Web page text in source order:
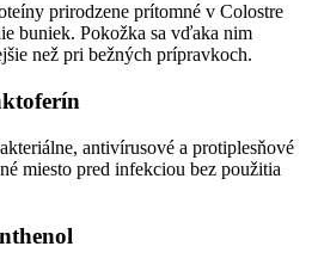
prirodzene prítomné v Colostre
buniek. Pokožka sa vďaka nim
než pri bežných prípravkoch.
antivírusové a protiplesňové
miesto pred infekciou bez použitia